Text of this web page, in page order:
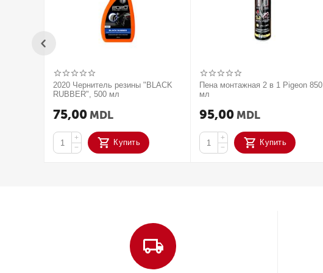
2020 Чернитель резины "BLACK
RUBBER", 500 мл
75,00 MDL
+
−
Купить
Пена монтажная 2 в 1 Pigeon 850
мл
95,00 MDL
+
−
Купить